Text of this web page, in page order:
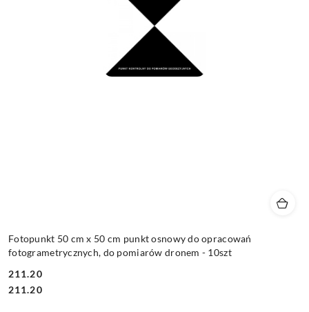
Fotopunkt 50 cm x 50 cm punkt osnowy do opracowań
fotogrametrycznych, do pomiarów dronem - 10szt
Cena:
211.20
Cena:
211.20